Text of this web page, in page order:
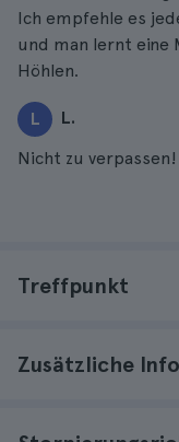
Ich empfehle es
und man lernt eine
Höhlen.
L L.
Nicht zu verpassen!
Treffpunkt
Zusätzliche